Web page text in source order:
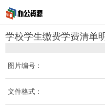
学校学生缴费学费清单
图片编号：
文件格式：